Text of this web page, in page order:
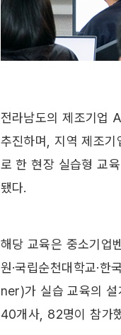
전라남도의 제조기업
추진하며, 지역 제조
로 한 현장 실습형 교
됐다.
해당 교육은 중소기업
원·국립순천대학교·
ner)가 실습 교육의 설
40개사, 82명이 참가